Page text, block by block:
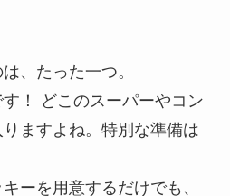
、たった一つ。
！ どこのスーパーやコン
ますよね。特別な準備は
ーを用意するだけでも、